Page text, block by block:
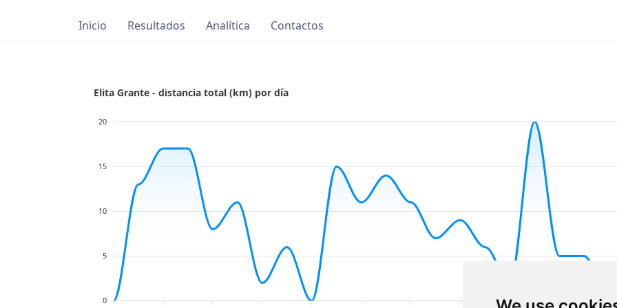
Inicio Resultados Analítica Contactos
Elita Grante - distancia total (km) por día
20
15
10
5
0